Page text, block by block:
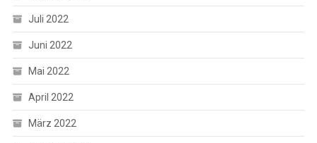
Juli 2022
Juni 2022
Mai 2022
April 2022
März 2022